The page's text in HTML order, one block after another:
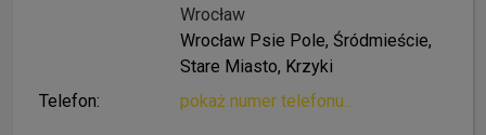
Wrocław
Wrocław Psie Pole, Śródmieście,
Stare Miasto, Krzyki
Telefon:
pokaż numer telefonu...